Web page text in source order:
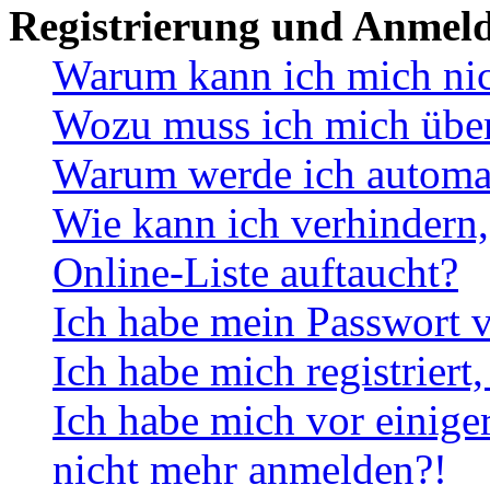
Registrierung und
Warum kann ich mich
Wozu muss ich mich
Warum werde ich
Wie kann ich
Online-Liste auftaucht?
Ich habe mein Passwort
Ich habe mich
Ich habe mich vor
nicht mehr anmelden?!